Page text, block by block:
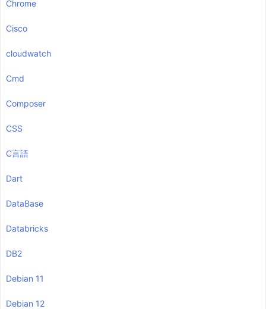
Chrome
Cisco
cloudwatch
Cmd
Composer
CSS
C言語
Dart
DataBase
Databricks
DB2
Debian 11
Debian 12